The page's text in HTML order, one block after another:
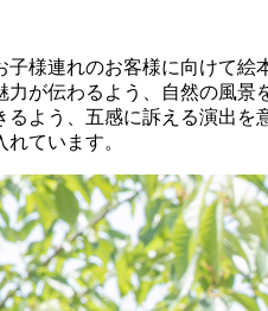
様連れのお客様に向けて
が伝わるよう、自然の風
よう、五感に訴える演出
ています。